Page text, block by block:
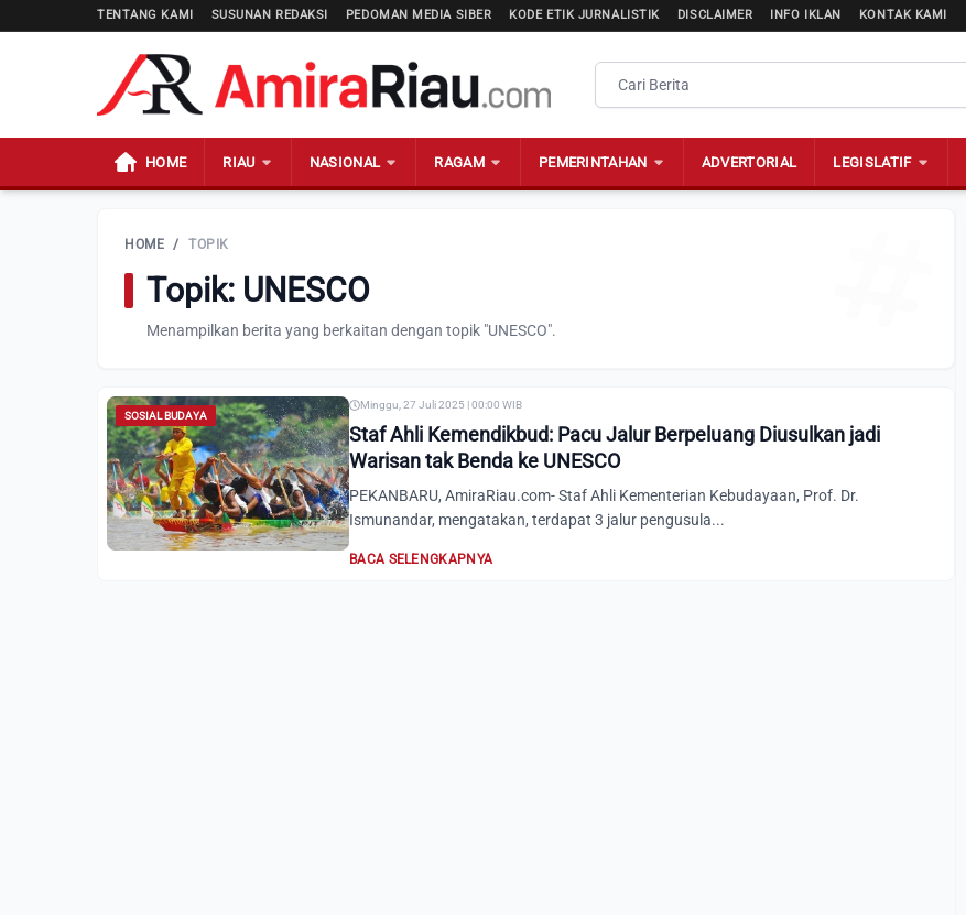
TENTANG KAMI SUSUNAN REDAKSI PEDOMAN MEDIA SIBER KODE ETIK JURNALISTIK DISCLAIMER INFO IKLAN KONTAK KAMI
HOME RIAU NASIONAL RAGAM PEMERINTAHAN ADVERTORIAL LEGISLATIF
HOME / TOPIK
Topik: UNESCO
Menampilkan berita yang berkaitan dengan topik "UNESCO".
SOSIAL BUDAYA
Minggu, 27 Juli 2025 | 00:00 WIB
Staf Ahli Kemendikbud: Pacu Jalur Berpeluang Diusulkan jadi
Warisan tak Benda ke UNESCO
PEKANBARU, AmiraRiau.com- Staf Ahli Kementerian Kebudayaan, Prof. Dr.
Ismunandar, mengatakan, terdapat 3 jalur pengusula...
BACA SELENGKAPNYA